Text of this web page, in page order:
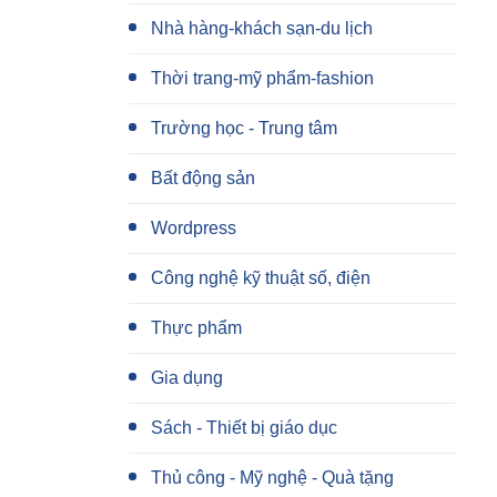
Nhà hàng-khách sạn-du lịch
Thời trang-mỹ phẩm-fashion
Trường học - Trung tâm
Bất động sản
Wordpress
Công nghệ kỹ thuật số, điện
Thực phẩm
Gia dụng
Sách - Thiết bị giáo dục
Thủ công - Mỹ nghệ - Quà tặng